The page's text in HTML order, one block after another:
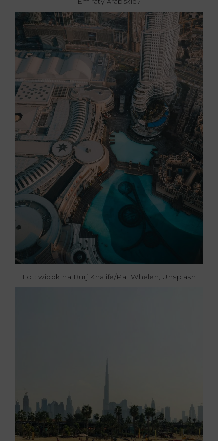
Fot: widok na Burj Khalife/Pat Whelen, Unsplash